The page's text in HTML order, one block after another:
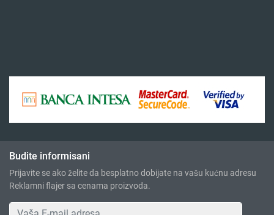
Budite informisani
Prijavite se ako želite da besplatno dobijate na vašu kućnu adresu
Reklamni flajer sa cenama proizvoda.